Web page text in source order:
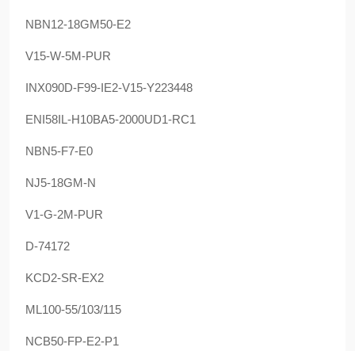
NBN12-18GM50-E2
V15-W-5M-PUR
INX090D-F99-IE2-V15-Y223448
ENI58IL-H10BA5-2000UD1-RC1
NBN5-F7-E0
NJ5-18GM-N
V1-G-2M-PUR
D-74172
KCD2-SR-EX2
ML100-55/103/115
NCB50-FP-E2-P1